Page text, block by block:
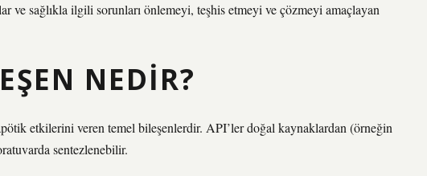
ve sağlıkla ilgili sorunları önlemeyi, teşhis etmeyi ve çözmeyi amaçlayan
NEDIR?
etkilerini veren temel bileşenlerdir. API’ler doğal kaynaklardan (örneğin
sentezlenebilir.